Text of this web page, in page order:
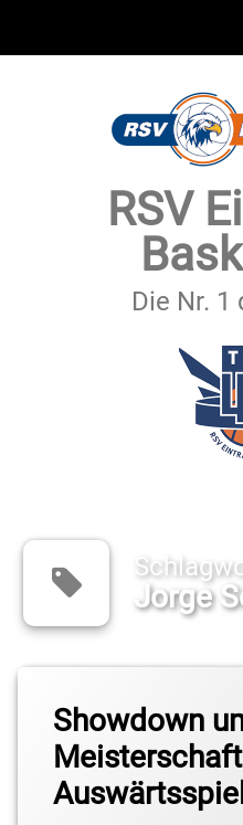
SECHSTER MANN
IMPRESSUM &
RSV
Die Nr. 1
Jorge
Showdown
Auswärtsspiel
2.
Basketball-
Bundesliga
Pro B